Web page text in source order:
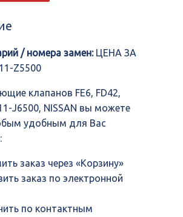
/ номера замен:ЦЕНА ЗА
Z5500
клапанов FE6, FD42,
J6500, NISSAN вы можете
удобным для Вас
заказ через «Корзину»
заказ по электронной
по контактным